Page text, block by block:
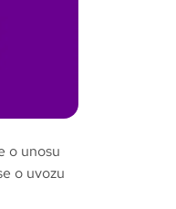
o unosu
o uvozu